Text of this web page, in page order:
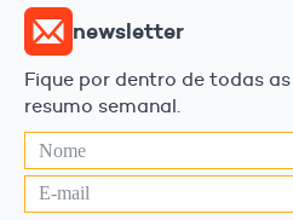
newsletter
Fique por dentro de todas
resumo semanal.